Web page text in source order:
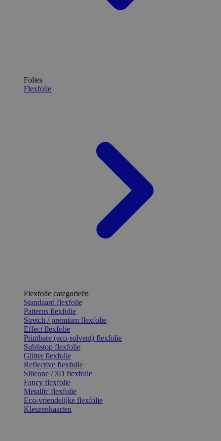
Folies
Flexfolie
Flexfolie categorieën
Standaard flexfolie
Patterns flexfolie
Stretch / premium flexfolie
Effect flexfolie
Printbare (eco-solvent) flexfolie
Sublistop flexfolie
Glitter flexfolie
Reflective flexfolie
Silicone / 3D flexfolie
Fancy flexfolie
Metallic flexfolie
Eco-vriendelijke flexfolie
Kleurenkaarten